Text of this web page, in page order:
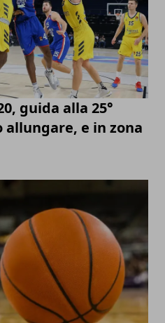
guida alla 25°
e in zona